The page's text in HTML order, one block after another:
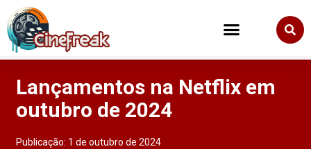
Lançamentos na Netflix em
outubro de 2024
Publicação: 1 de outubro de 2024